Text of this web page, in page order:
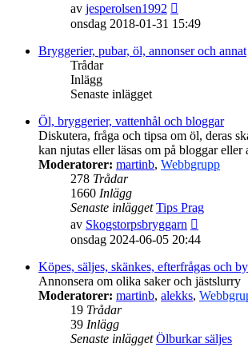
av jesperolsen1992
till
senaste
onsdag 2018-01-31 15:49
Bryggerier, pubar, öl, annonser och annat
Trådar
Inlägg
Senaste inlägget
Öl, bryggerier, vattenhål och bloggar
Diskutera, fråga och tipsa om öl, deras
kan njutas eller läsas om på bloggar eller
Moderatorer: martinb, Webbgrupp
278 Trådar
1660 Inlägg
Senaste inlägget Tips Prag
av Skogstorpsbryggarn
till
senaste
inlägget
onsdag 2024-06-05 20:44
Köpes, säljes, skänkes, efterfrågas och
Annonsera om olika saker och jästslurry
Moderatorer: martinb, alekks,
19 Trådar
39 Inlägg
Senaste inlägget Ölburkar säljes